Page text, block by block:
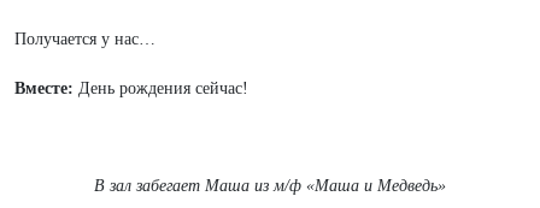
Получается у нас…
Вместе: День рождения сейчас!
В зал забегает Маша из м/ф «Маша и Медведь»